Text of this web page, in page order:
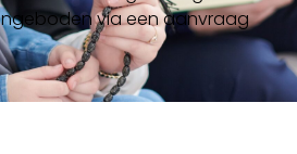
via een aanvraag